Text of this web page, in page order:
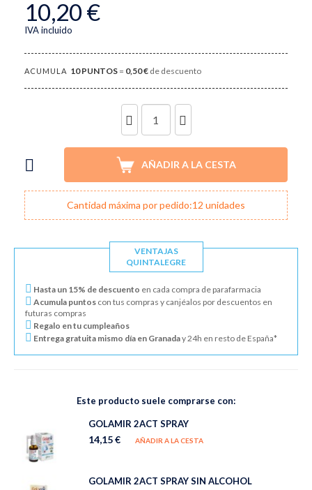
10,20 €
IVA incluido
ACUMULA 10PUNTOS = 0,50 € de descuento
UNIDADES
AÑADIR A LA CESTA
Cantidad máxima por pedido:12 unidades
VENTAJAS
QUINTALEGRE
Hasta un 15% de descuento en cada compra de parafarmacia
Acumula puntos con tus compras y canjéalos por descuentos en
futuras compras
Regalo en tu cumpleaños
Entrega gratuita mismo día en Granaday 24h en resto de España*
Este producto suele comprarse con:
GOLAMIR 2ACT SPRAY
14,15 € AÑADIR A LA CESTA
GOLAMIR 2ACT SPRAY SIN ALCOHOL